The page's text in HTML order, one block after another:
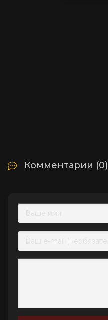
Комментарии (0)